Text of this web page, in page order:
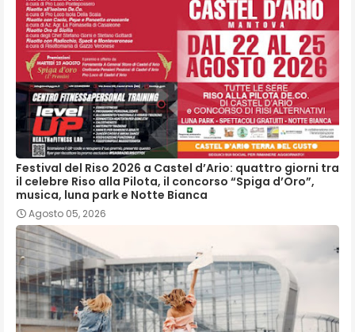
Festival del Riso 2026 a Castel d’Ario: quattro giorni tra
il celebre Riso alla Pilota, il concorso “Spiga d’Oro”,
musica, luna park e Notte Bianca
Agosto 05, 2026